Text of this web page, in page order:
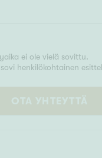
ei ole vielä sovittu.
henkilökohtainen
OTA YHTEYTTÄ